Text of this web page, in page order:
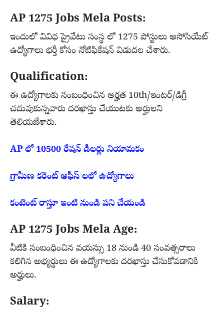
AP 1275 Jobs Mela Posts:
ఇందులో వివిధ ప్రైవేటు సంస్థ లో 1275 పోస్టులు అసోసియేట్
ఉద్యోగాలు భర్తీ కోసం నోటిఫికేషన్ విడుదల చేశారు.
Qualification:
ఈ ఉద్యోగాలకు సంబంధించిన అర్హత 10th/ఇంటర్/డిగ్రీ
చదువుకున్నవారు దరఖాస్తు చేయుటకు అర్హులని
తెలియజేశారు.
AP లో 10500 రేషన్ డీలర్లు నియామకం
గ్రామీణ కరెంట్ ఆఫీస్ లలో ఉద్యోగాలు
కంటెంట్ రాస్తూ ఇంటి నుండి పని చేయండి
AP 1275 Jobs Mela Age:
వీటికి సంబంధించిన వయస్సు 18 నుండి 40 సంవత్సరాలు
కలిగిన అభ్యర్థులు ఈ ఉద్యోగాలకు దరఖాస్తు చేసుకోవడానికి
అర్హులు.
Salary: